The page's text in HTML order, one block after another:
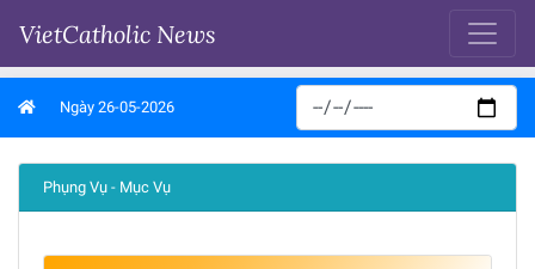
VietCatholic News
Ngày 26-05-2026
Phụng Vụ - Mục Vụ